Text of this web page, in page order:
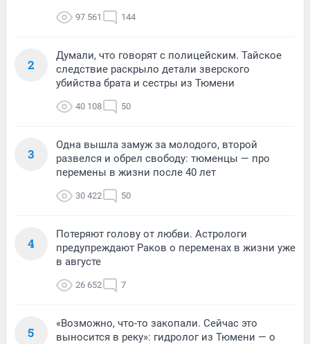
97 561 144
2
Думали, что говорят с полицейским. Тайское
следствие раскрыло детали зверского
убийства брата и сестры из Тюмени
40 108 50
3
Одна вышла замуж за молодого, второй
развелся и обрел свободу: тюменцы — про
перемены в жизни после 40 лет
30 422 50
4
Потеряют голову от любви. Астрологи
предупреждают Раков о переменах в жизни уже
в августе
26 652 7
5
«Возможно, что-то закопали. Сейчас это
выносится в реку»: гидролог из Тюмени — о